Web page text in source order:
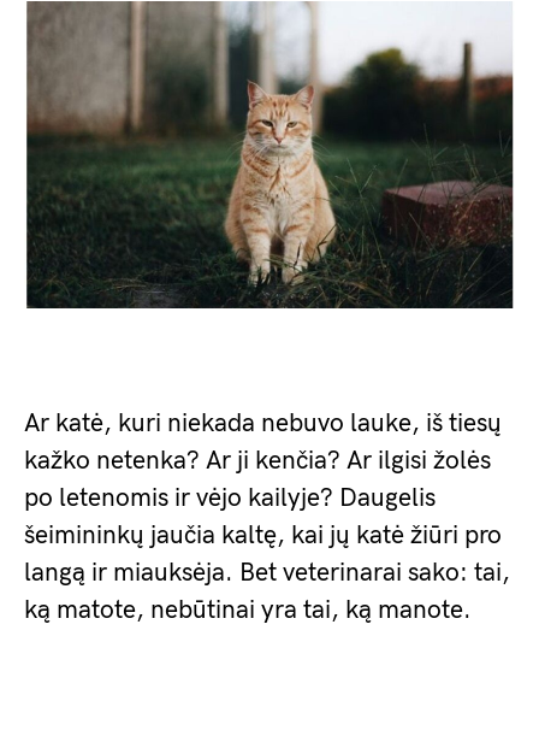
Ar katė, kuri niekada nebuvo lauke, iš tiesų
kažko netenka? Ar ji kenčia? Ar ilgisi žolės
po letenomis ir vėjo kailyje? Daugelis
šeimininkų jaučia kaltę, kai jų katė žiūri pro
langą ir miauksėja. Bet veterinarai sako: tai,
ką matote, nebūtinai yra tai, ką manote.